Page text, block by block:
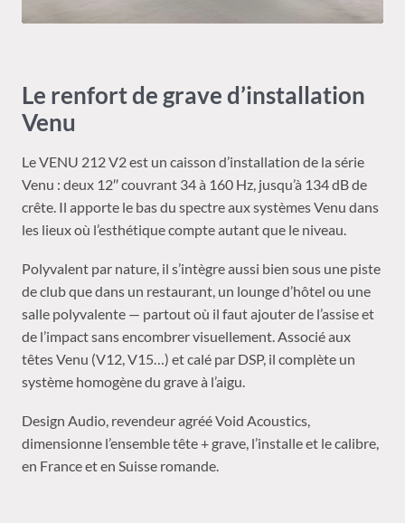
Le renfort de grave d’installation
Venu
Le VENU 212 V2 est un caisson d’installation de la série
Venu : deux 12″ couvrant 34 à 160 Hz, jusqu’à 134 dB de
crête. Il apporte le bas du spectre aux systèmes Venu dans
les lieux où l’esthétique compte autant que le niveau.
Polyvalent par nature, il s’intègre aussi bien sous une piste
de club que dans un restaurant, un lounge d’hôtel ou une
salle polyvalente — partout où il faut ajouter de l’assise et
de l’impact sans encombrer visuellement. Associé aux
têtes Venu (V12, V15…) et calé par DSP, il complète un
système homogène du grave à l’aigu.
Design Audio, revendeur agréé Void Acoustics,
dimensionne l’ensemble tête + grave, l’installe et le calibre,
en France et en Suisse romande.